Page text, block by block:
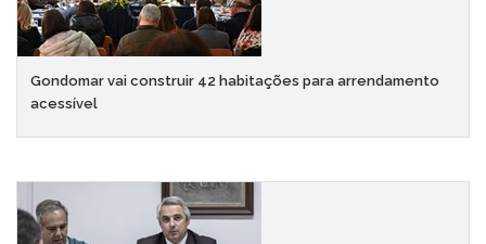
Gondomar vai construir 42 habitações para arrendamento
acessível